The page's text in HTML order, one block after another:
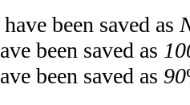
been saved as
been saved as
been saved as 90